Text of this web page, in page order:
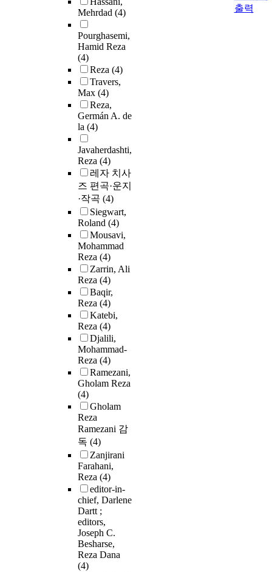
Mehrdad (4)
Pourghasemi,
Hamid Reza
(4)
Reza (4)
Travers,
Max (4)
Reza,
Germán A. de
la (4)
Javaherdashti,
Reza (4)
레자 치사
즈 편곡·운지
·작곡 (4)
Siegwart,
Roland (4)
Mousavi,
Mohammad
Reza (4)
Zarrin, Ali
Reza (4)
Baqir,
Reza (4)
Katebi,
Reza (4)
Djalili,
Mohammad-
Reza (4)
Ramezani,
Gholam Reza
(4)
Gholam
Reza
Ramezani 감
독 (4)
Zanjirani
Farahani,
Reza (4)
editor-in-
chief, Darlene
Dartt ;
editors,
Joseph C.
Besharse,
Reza Dana
(4)
출력